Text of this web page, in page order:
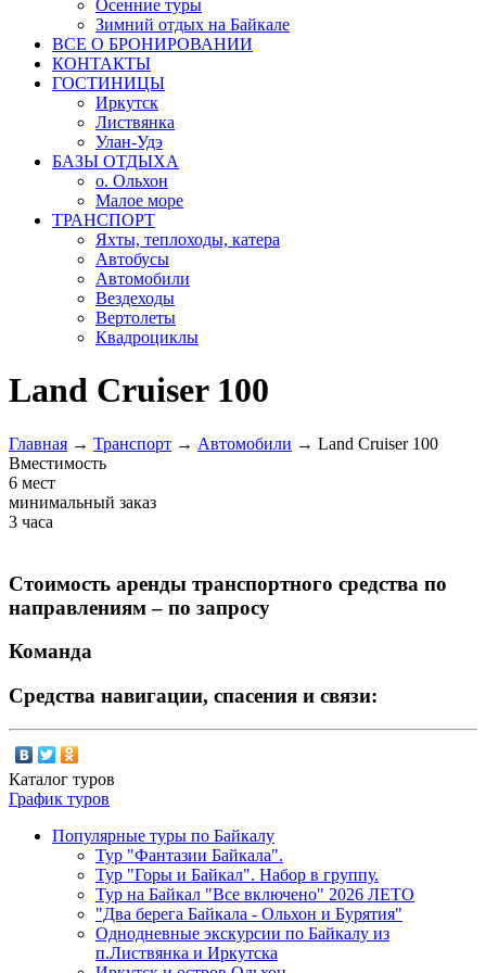
Осенние туры
Зимний отдых на Байкале
ВСЕ О БРОНИРОВАНИИ
КОНТАКТЫ
ГОСТИНИЦЫ
Иркутск
Листвянка
Улан-Удэ
БАЗЫ ОТДЫХА
о. Ольхон
Малое море
ТРАНСПОРТ
Яхты, теплоходы, катера
Автобусы
Автомобили
Вездеходы
Вертолеты
Квадроциклы
Land Cruiser 100
Главная → Транспорт → Автомобили → Land Cruiser 100
Вместимость
6 мест
минимальный заказ
3 часа
Стоимость аренды транспортного средства по
направлениям – по запросу
Команда
Средства навигации, спасения и связи:
Каталог туров
График туров
Популярные туры по Байкалу
Тур "Фантазии Байкала".
Тур "Горы и Байкал". Набор в группу.
Тур на Байкал "Все включено" 2026 ЛЕТО
"Два берега Байкала - Ольхон и Бурятия"
Однодневные экскурсии по Байкалу из
п.Листвянка и Иркутска